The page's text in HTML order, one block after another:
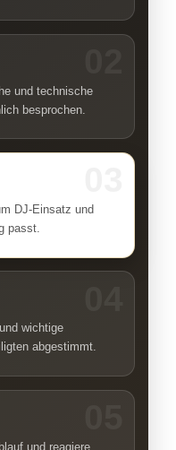
und technische
besprochen.
DJ-Einsatz und
passt.
wichtige
abgestimmt.
und reagiere